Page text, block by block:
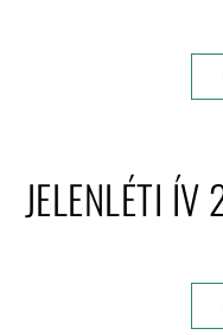
JELENLÉTI